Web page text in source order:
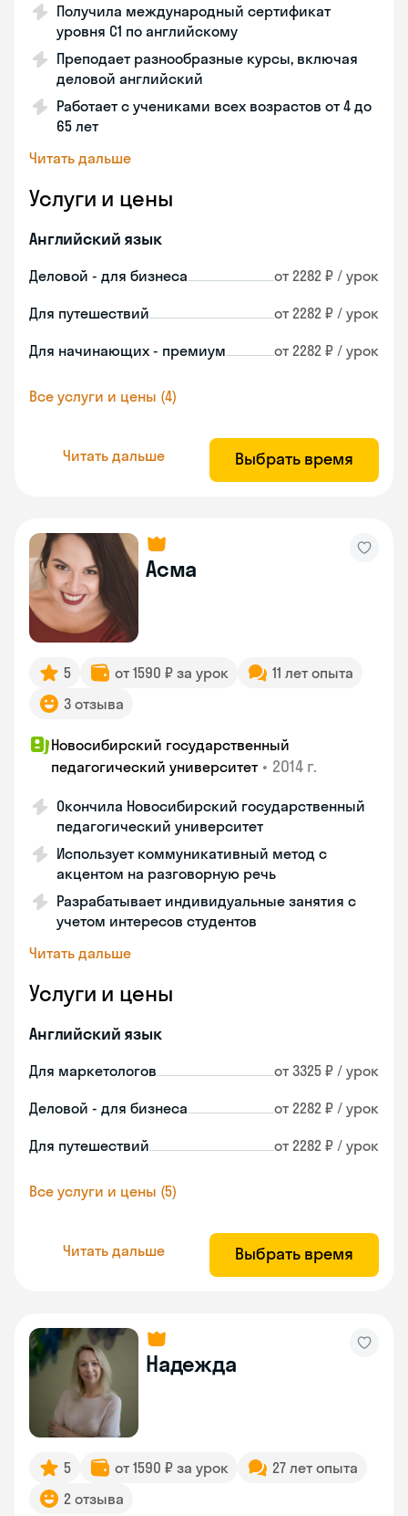
Получила международный сертификат
уровня C1 по английскому
Преподает разнообразные курсы, включая
деловой английский
Работает с учениками всех возрастов от 4 до
65 лет
Читать дальше
Услуги и цены
Английский язык
Деловой - для бизнеса от 2282 ₽ / урок
Для путешествий от 2282 ₽ / урок
Для начинающих - премиум от 2282 ₽ / урок
Все услуги и цены (4)
Читать дальше Выбрать время
Асма
5 от 1590 ₽ за урок
11 лет опыта
3 отзыва
Новосибирский государственный
педагогический университет • 2014 г.
Окончила Новосибирский государственный
педагогический университет
Использует коммуникативный метод с
акцентом на разговорную речь
Разрабатывает индивидуальные занятия с
учетом интересов студентов
Читать дальше
Услуги и цены
Английский язык
Для маркетологов от 3325 ₽ / урок
Деловой - для бизнеса от 2282 ₽ / урок
Для путешествий от 2282 ₽ / урок
Все услуги и цены (5)
Читать дальше Выбрать время
Надежда
5 от 1590 ₽ за урок
27 лет опыта
2 отзыва